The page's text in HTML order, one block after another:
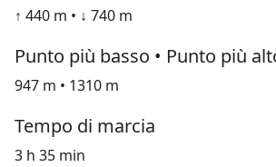
↑ 440 m • ↓ 740 m
Punto più basso • Punto più
947 m • 1310 m
Tempo di marcia
3 h 35 min